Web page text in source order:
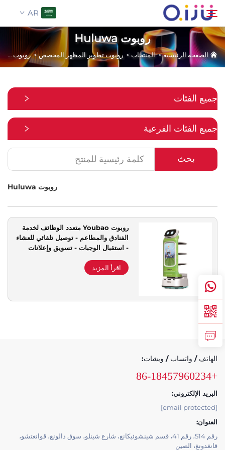
AR
الصفحة الرئيسية
من نحن
المنتجات
الأخبار
دعم الخدمة
اتصل بنا
روبوت Huluwa
الصفحة الرئيسية>المنتجات> روبوت تطوير المظهر المخصص>روبوت Huluwa
جميع الفئات
جميع الفئات الفرعية
بحث
روبوت Huluwa
روبوت Youbao متعدد الوظائف لخدمة
الفنادق والمطاعم - توصيل تلقائي للعشاء
- استقبال الوجبات - تسويق وإعلانات
اقرأ المزيد
الهاتف / واتساب / ويشات:
+86-18457960234
البريد الإلكتروني:
[email protected]
العنوان:
رقم 514، رقم 41، قسم شينشوئيكانغ، شارع شينلو، سوق دالونغ، قوانغتشو،
قانغدونغ، الصين